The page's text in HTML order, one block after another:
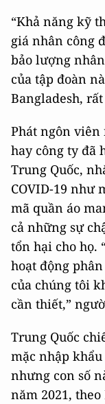
“Khả năng kỹ
giá nhân công
bảo lượng
của tập đoàn
Bangladesh,
Phát ngôn viên
hay công ty đã
Trung Quốc,
COVID-19 như
mã quần áo
cả những sự
tổn hại cho họ.
hoạt động
của chúng tôi
cần thiết,”
Trung Quốc
mặc nhập
nhưng con số
năm 2021,